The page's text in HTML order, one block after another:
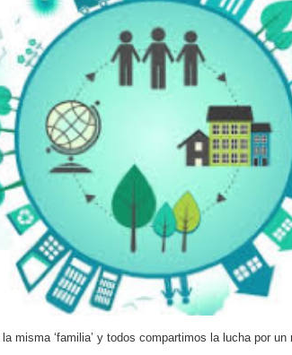
la misma ‘familia’ y todos compartimos la lucha por